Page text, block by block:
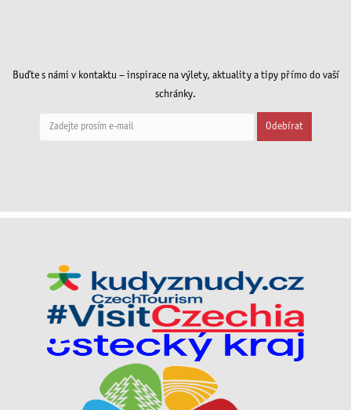
Buďte s námi v kontaktu – inspirace na výlety, aktuality a tipy přímo do vaší
schránky.
Odebírat